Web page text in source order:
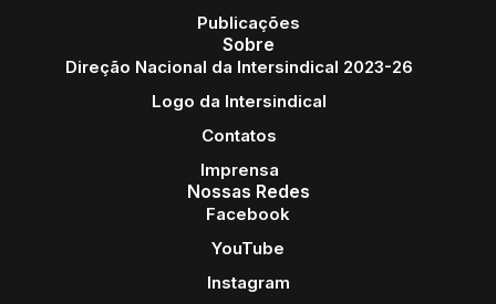
Publicações
Sobre
Direção Nacional da Intersindical 2023-26
Logo da Intersindical
Contatos
Imprensa
Nossas Redes
Facebook
YouTube
Instagram